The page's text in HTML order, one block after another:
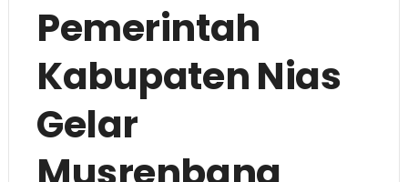
Pemerintah
Kabupaten Nias
Gelar